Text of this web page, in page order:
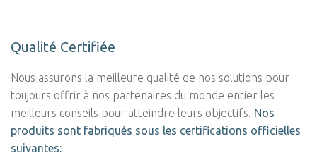
Qualité Certifiée
Nous assurons la meilleure qualité de nos solutions pour
toujours offrir à nos partenaires du monde entier les
meilleurs conseils pour atteindre leurs objectifs. Nos
produits sont fabriqués sous les certifications officielles
suivantes​: